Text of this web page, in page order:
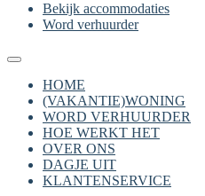
Bekijk accommodaties
Word verhuurder
HOME
(VAKANTIE)WONING
WORD VERHUURDER
HOE WERKT HET
OVER ONS
DAGJE UIT
KLANTENSERVICE